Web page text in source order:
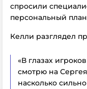
спросили
персональный
Келли разглядел
«В глазах
смотрю на
насколько